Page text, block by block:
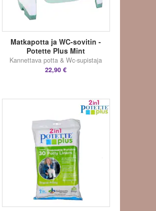
Matkapotta ja WC-sovitin -
Potette Plus Mint
Kannettava potta & Wc-supistaja
22,90 €